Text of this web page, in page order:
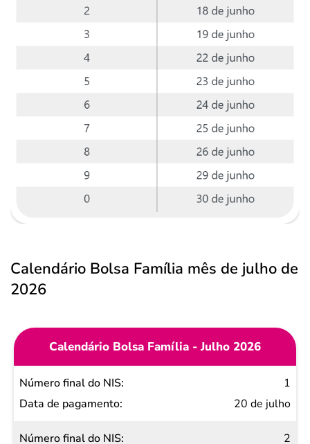
Calendário Bolsa Família mês de julho de
2026
Calendário Bolsa Família - Julho 2026
Número
final do
1
20 de julho
2